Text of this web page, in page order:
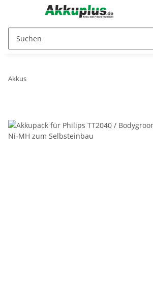
Akkus